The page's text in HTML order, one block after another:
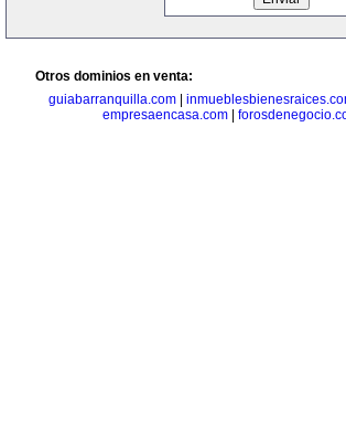
Otros dominios en venta:
guiabarranquilla.com|
empresaencasa.com|